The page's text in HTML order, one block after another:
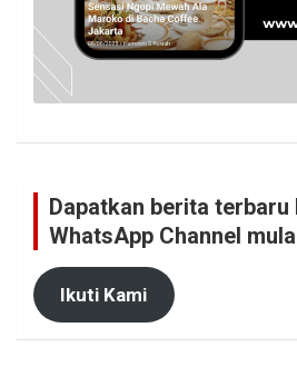
Dapatkan berita terbaru
WhatsApp Channel
Ikuti Kami